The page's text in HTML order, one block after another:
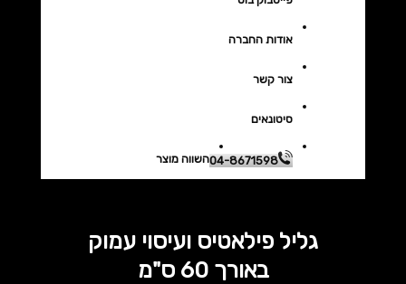
אודות החברה
צור קשר
סיטונאים
04-8671598השווה מוצר
גליל פילאטיס ועיסוי עמוק
באורך 60 ס"מ